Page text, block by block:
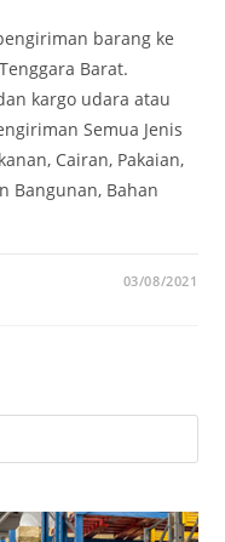
barang ke
Barat.
kargo udara atau
Semua Jenis
Cairan, Pakaian,
Bangunan, Bahan
03/08/2021